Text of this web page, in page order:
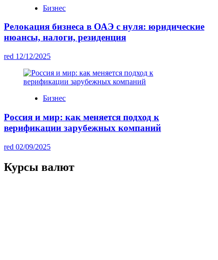
Бизнес
Релокация бизнеса в ОАЭ с нуля: юридические
нюансы, налоги, резиденция
red 12/12/2025
Бизнес
Россия и мир: как меняется подход к
верификации зарубежных компаний
red 02/09/2025
Курсы валют